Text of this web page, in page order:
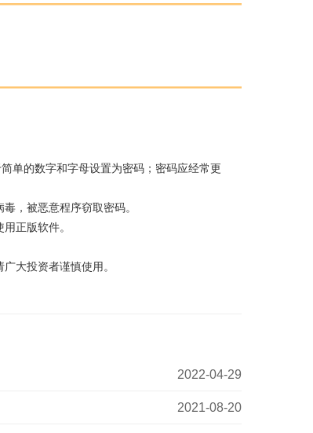
单的数字和字母设置为密码；密码应经常更
，被恶意程序窃取密码。
正版软件。
大投资者谨慎使用。
2022-04-29
2021-08-20